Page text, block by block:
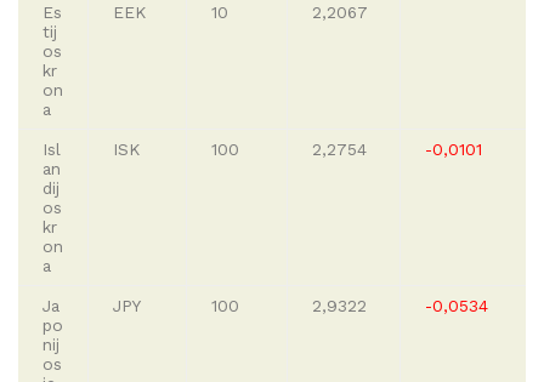
Es
tij
os
kr
on
a
EEK 10 2,2067
Isl
an
dij
os
kr
on
a
ISK 100 2,2754 -0,0101
Ja
po
nij
os
JPY 100 2,9322 -0,0534